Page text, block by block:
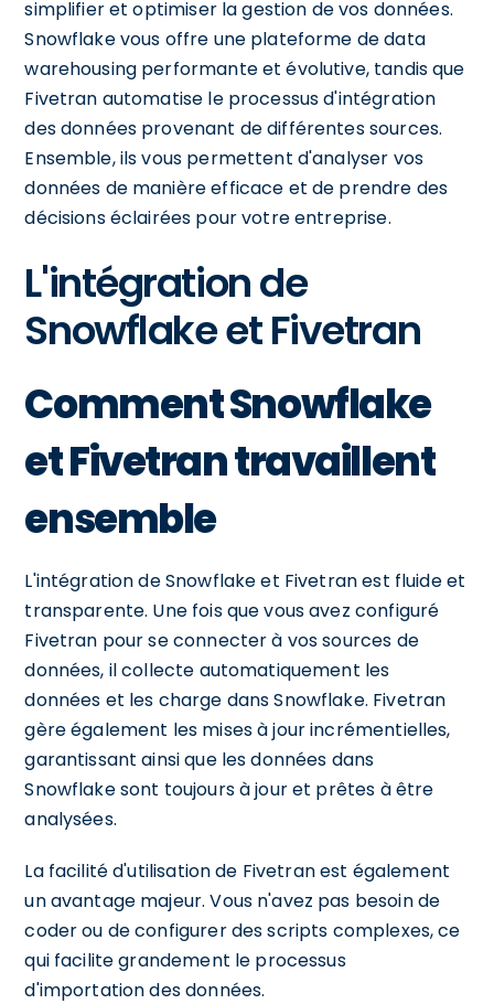
simplifier et optimiser la gestion de vos données.
Snowflake vous offre une plateforme de data
warehousing performante et évolutive, tandis que
Fivetran automatise le processus d'intégration
des données provenant de différentes sources.
Ensemble, ils vous permettent d'analyser vos
données de manière efficace et de prendre des
décisions éclairées pour votre entreprise.
L'intégration de
Snowflake et Fivetran
Comment Snowflake
et Fivetran travaillent
ensemble
L'intégration de Snowflake et Fivetran est fluide et
transparente. Une fois que vous avez configuré
Fivetran pour se connecter à vos sources de
données, il collecte automatiquement les
données et les charge dans Snowflake. Fivetran
gère également les mises à jour incrémentielles,
garantissant ainsi que les données dans
Snowflake sont toujours à jour et prêtes à être
analysées.
La facilité d'utilisation de Fivetran est également
un avantage majeur. Vous n'avez pas besoin de
coder ou de configurer des scripts complexes, ce
qui facilite grandement le processus
d'importation des données.